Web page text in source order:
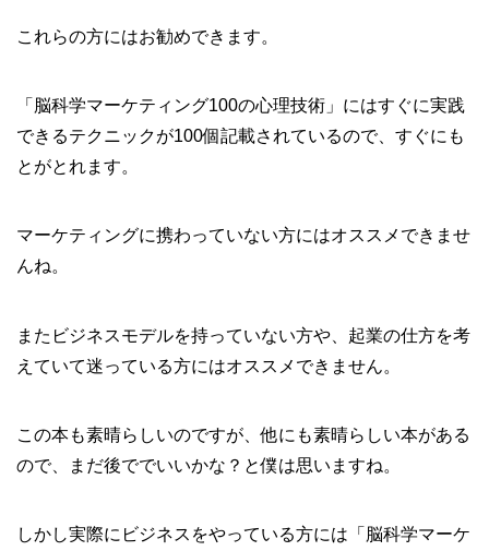
これらの方にはお勧めできます。
「脳科学マーケティング100の心理技術」にはすぐに実践
できるテクニックが100個記載されているので、すぐにも
とがとれます。
マーケティングに携わっていない方にはオススメできませ
んね。
またビジネスモデルを持っていない方や、起業の仕方を考
えていて迷っている方にはオススメできません。
この本も素晴らしいのですが、他にも素晴らしい本がある
ので、まだ後ででいいかな？と僕は思いますね。
しかし実際にビジネスをやっている方には「脳科学マーケ